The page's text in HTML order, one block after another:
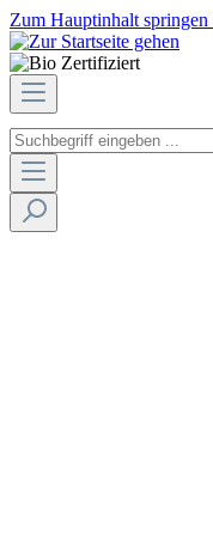
Zum Hauptinhalt springen